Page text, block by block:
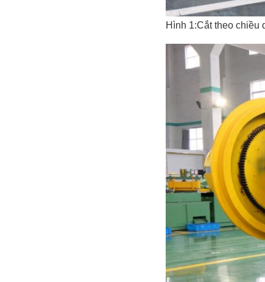
Hình 1:Cắt theo